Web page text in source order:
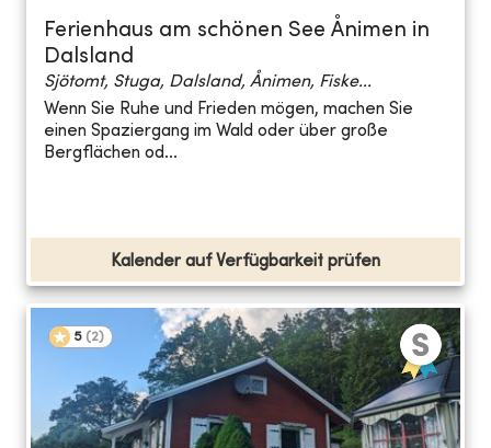
Ferienhaus am schönen See Ånimen in
Dalsland
Sjötomt, Stuga, Dalsland, Ånimen, Fiske...
Wenn Sie Ruhe und Frieden mögen, machen Sie
einen Spaziergang im Wald oder über große
Bergflächen od...
Kalender auf Verfügbarkeit prüfen
5 (2)